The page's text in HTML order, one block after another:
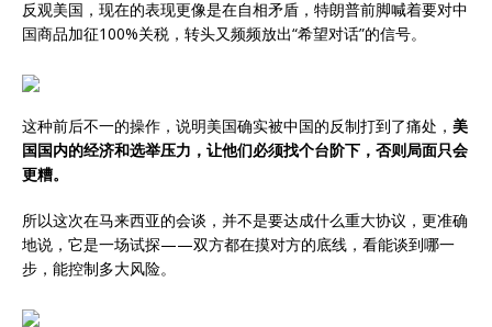
反观美国，现在的表现更像是在自相矛盾，特朗普前脚喊着要对中
国商品加征100%关税，转头又频频放出“希望对话”的信号。
这种前后不一的操作，说明美国确实被中国的反制打到了痛处， 美
国国内的经济和选举压力，让他们必须找个台阶下，否则局面只会
更糟。
所以这次在马来西亚的会谈，并不是要达成什么重大协议，更准确
地说，它是一场试探——双方都在摸对方的底线，看能谈到哪一
步，能控制多大风险。